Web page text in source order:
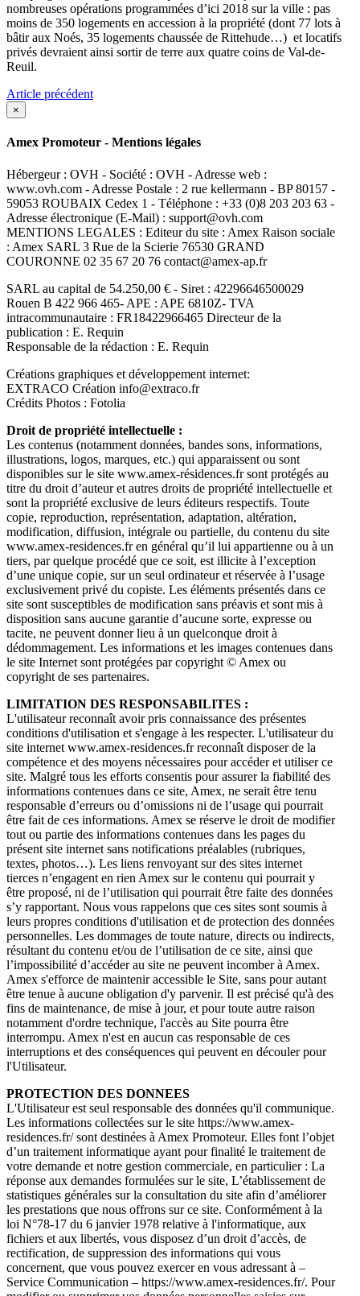
nombreuses opérations programmées d’ici 2018 sur la ville : pas
moins de 350 logements en accession à la propriété (dont 77 lots à
bâtir aux Noés, 35 logements chaussée de Rittehude…) et locatifs
privés devraient ainsi sortir de terre aux quatre coins de Val-de-
Reuil.
Article précédent
×
Amex Promoteur - Mentions légales
Hébergeur : OVH - Société : OVH - Adresse web :
www.ovh.com - Adresse Postale : 2 rue kellermann - BP 80157 -
59053 ROUBAIX Cedex 1 - Téléphone : +33 (0)8 203 203 63 -
Adresse électronique (E-Mail) : support@ovh.com
MENTIONS LEGALES : Editeur du site : Amex Raison sociale
: Amex SARL 3 Rue de la Scierie 76530 GRAND
COURONNE 02 35 67 20 76 contact@amex-ap.fr
SARL au capital de 54.250,00 € - Siret : 42296646500029
Rouen B 422 966 465- APE : APE 6810Z- TVA
intracommunautaire : FR18422966465 Directeur de la
publication : E. Requin
Responsable de la rédaction : E. Requin
Créations graphiques et développement internet:
EXTRACO Création info@extraco.fr
Crédits Photos : Fotolia
Droit de propriété intellectuelle :
Les contenus (notamment données, bandes sons, informations,
illustrations, logos, marques, etc.) qui apparaissent ou sont
disponibles sur le site www.amex-résidences.fr sont protégés au
titre du droit d’auteur et autres droits de propriété intellectuelle et
sont la propriété exclusive de leurs éditeurs respectifs. Toute
copie, reproduction, représentation, adaptation, altération,
modification, diffusion, intégrale ou partielle, du contenu du site
www.amex-residences.fr en général qu’il lui appartienne ou à un
tiers, par quelque procédé que ce soit, est illicite à l’exception
d’une unique copie, sur un seul ordinateur et réservée à l’usage
exclusivement privé du copiste. Les éléments présentés dans ce
site sont susceptibles de modification sans préavis et sont mis à
disposition sans aucune garantie d’aucune sorte, expresse ou
tacite, ne peuvent donner lieu à un quelconque droit à
dédommagement. Les informations et les images contenues dans
le site Internet sont protégées par copyright © Amex ou
copyright de ses partenaires.
LIMITATION DES RESPONSABILITES :
L'utilisateur reconnaît avoir pris connaissance des présentes
conditions d'utilisation et s'engage à les respecter. L'utilisateur du
site internet www.amex-residences.fr reconnaît disposer de la
compétence et des moyens nécessaires pour accéder et utiliser ce
site. Malgré tous les efforts consentis pour assurer la fiabilité des
informations contenues dans ce site, Amex, ne serait être tenu
responsable d’erreurs ou d’omissions ni de l’usage qui pourrait
être fait de ces informations. Amex se réserve le droit de modifier
tout ou partie des informations contenues dans les pages du
présent site internet sans notifications préalables (rubriques,
textes, photos…). Les liens renvoyant sur des sites internet
tierces n’engagent en rien Amex sur le contenu qui pourrait y
être proposé, ni de l’utilisation qui pourrait être faite des données
s’y rapportant. Nous vous rappelons que ces sites sont soumis à
leurs propres conditions d'utilisation et de protection des données
personnelles. Les dommages de toute nature, directs ou indirects,
résultant du contenu et/ou de l’utilisation de ce site, ainsi que
l’impossibilité d’accéder au site ne peuvent incomber à Amex.
Amex s'efforce de maintenir accessible le Site, sans pour autant
être tenue à aucune obligation d'y parvenir. Il est précisé qu'à des
fins de maintenance, de mise à jour, et pour toute autre raison
notamment d'ordre technique, l'accès au Site pourra être
interrompu. Amex n'est en aucun cas responsable de ces
interruptions et des conséquences qui peuvent en découler pour
l'Utilisateur.
PROTECTION DES DONNEES
L'Utilisateur est seul responsable des données qu'il communique.
Les informations collectées sur le site https://www.amex-
residences.fr/ sont destinées à Amex Promoteur. Elles font l’objet
d’un traitement informatique ayant pour finalité le traitement de
votre demande et notre gestion commerciale, en particulier : La
réponse aux demandes formulées sur le site, L’établissement de
statistiques générales sur la consultation du site afin d’améliorer
les prestations que nous offrons sur ce site. Conformément à la
loi N°78-17 du 6 janvier 1978 relative à l'informatique, aux
fichiers et aux libertés, vous disposez d’un droit d’accès, de
rectification, de suppression des informations qui vous
concernent, que vous pouvez exercer en vous adressant à –
Service Communication – https://www.amex-residences.fr/. Pour